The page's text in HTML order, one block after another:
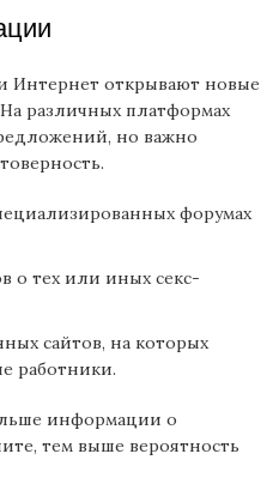
Интернет открывают новые
различных платформах
но важно
форумах
о тех или иных секс-
сайтов, на которых
работники.
информации о
тем выше вероятность